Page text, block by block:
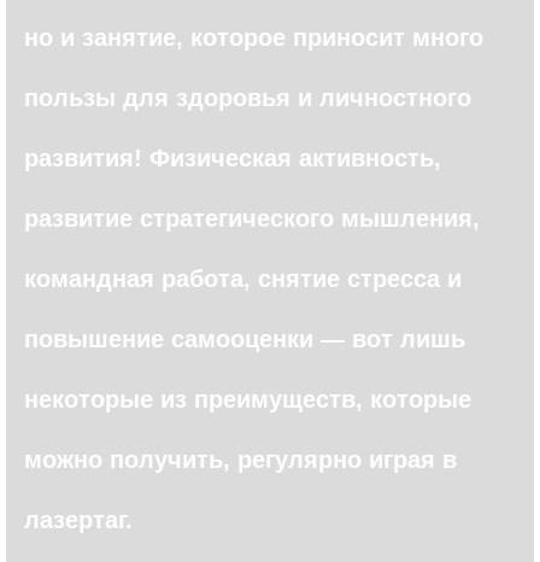
но и занятие, которое приносит много
пользы для здоровья и личностного
развития! Физическая активность,
развитие стратегического мышления,
командная работа, снятие стресса и
повышение самооценки — вот лишь
некоторые из преимуществ, которые
можно получить, регулярно играя в
лазертаг.